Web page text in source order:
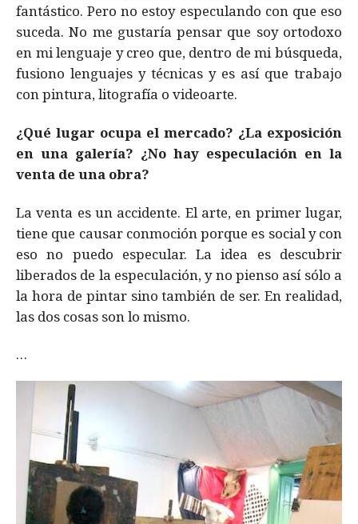
fantástico. Pero no estoy especulando con que eso
suceda. No me gustaría pensar que soy ortodoxo
en mi lenguaje y creo que, dentro de mi búsqueda,
fusiono lenguajes y técnicas y es así que trabajo
con pintura, litografía o videoarte.
¿Qué lugar ocupa el mercado? ¿La exposición
en una galería? ¿No hay especulación en la
venta de una obra?
La venta es un accidente. El arte, en primer lugar,
tiene que causar conmoción porque es social y con
eso no puedo especular. La idea es descubrir
liberados de la especulación, y no pienso así sólo a
la hora de pintar sino también de ser. En realidad,
las dos cosas son lo mismo.
…